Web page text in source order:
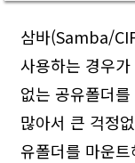
삼바(Samba/
사용하는 경우
없는 공유폴더
많아서 큰 걱정
유폴더를 마운